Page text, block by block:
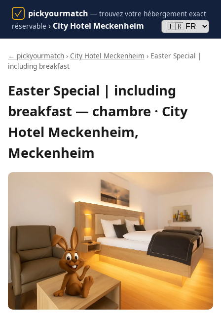
pickyourmatch — trouvez votre hébergement exact
réservable › City Hotel Meckenheim
← pickyourmatch › City Hotel Meckenheim › Easter Special |
including breakfast
Easter Special | including
breakfast — chambre · City
Hotel Meckenheim,
Meckenheim